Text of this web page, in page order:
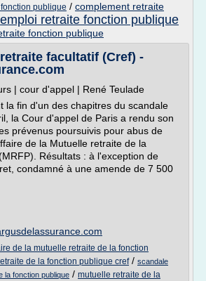
publique / complement retraite
emploi retraite fonction publique
fonction publique
facultatif (Cref) -
| cour d'appel | René Teulade
la fin d'un des chapitres du scandale
la Cour d'appel de Paris a rendu son
prévenus poursuivis pour abus de
de la Mutuelle retraite de la
Résultats : à l'exception de
condamné à une amende de 7 500
de la mutuelle retraite de la fonction
de la fonction publique cref/ scandale
la fonction publique / mutuelle retraite de la